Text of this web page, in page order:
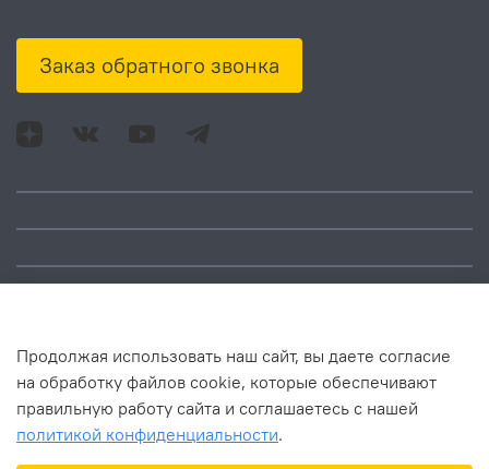
Адрес: Москва, ул.
Заказ обратного звонка
Продолжая использовать наш сайт, вы даете согласие
на обработку файлов cookie, которые обеспечивают
правильную работу сайта и соглашаетесь с нашей
политикой конфиденциальности.